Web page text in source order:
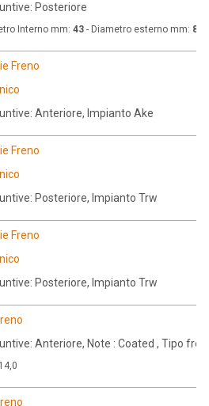
Posteriore
Interno mm: 43 - Diametro esterno mm: 84
Freno
Anteriore, Impianto Ake
Freno
Posteriore, Impianto Trw
Freno
Posteriore, Impianto Trw
Anteriore, Note : Coated , Tipo